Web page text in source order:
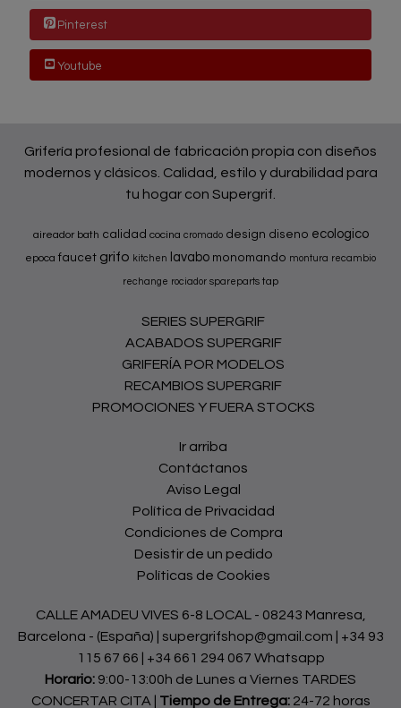
Pinterest
Youtube
Grifería profesional de fabricación propia con diseños
modernos y clásicos. Calidad, estilo y durabilidad para
tu hogar con Supergrif.
aireador bath calidad cocina cromado design diseno ecologico
epoca faucet grifo kitchen lavabo monomando montura recambio
rechange rociador spareparts tap
SERIES SUPERGRIF
ACABADOS SUPERGRIF
GRIFERÍA POR MODELOS
RECAMBIOS SUPERGRIF
PROMOCIONES Y FUERA STOCKS
Ir arriba
Contáctanos
Aviso Legal
Política de Privacidad
Condiciones de Compra
Desistir de un pedido
Políticas de Cookies
CALLE AMADEU VIVES 6-8 LOCAL - 08243 Manresa,
Barcelona - (España) | supergrifshop@gmail.com | +34 93
115 67 66
+34 661 294 067 Whatsapp
Horario: 9:00-13:00h de Lunes a Viernes TARDES
CONCERTAR CITA | Tiempo de Entrega: 24-72 horas